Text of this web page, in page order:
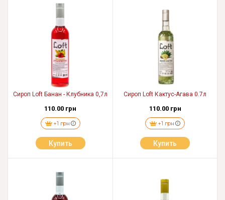
Сироп Loft Банан - Клубника 0,7л
110.00 грн
+1 грн
Купить
Сироп Loft Кактус-Агава 0.7л
110.00 грн
+1 грн
Купить